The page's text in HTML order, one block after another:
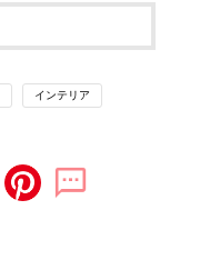
インテリア